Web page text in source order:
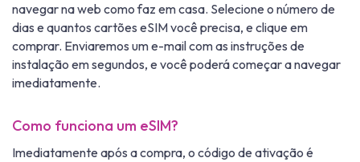
navegar na web como faz em casa. Selecione o número de
dias e quantos cartões eSIM você precisa, e clique em
comprar. Enviaremos um e-mail com as instruções de
instalação em segundos, e você poderá começar a navegar
imediatamente.
Como funciona um eSIM?
Imediatamente após a compra, o código de ativação é